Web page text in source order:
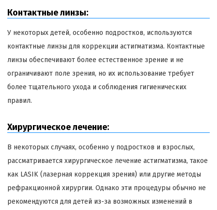
Контактные линзы:
У некоторых детей, особенно подростков, используются
контактные линзы для коррекции астигматизма. Контактные
линзы обеспечивают более естественное зрение и не
ограничивают поле зрения, но их использование требует
более тщательного ухода и соблюдения гигиенических
правил.
Хирургическое лечение:
В некоторых случаях, особенно у подростков и взрослых,
рассматривается хирургическое лечение астигматизма, такое
как LASIK (лазерная коррекция зрения) или другие методы
рефракционной хирургии. Однако эти процедуры обычно не
рекомендуются для детей из-за возможных изменений в